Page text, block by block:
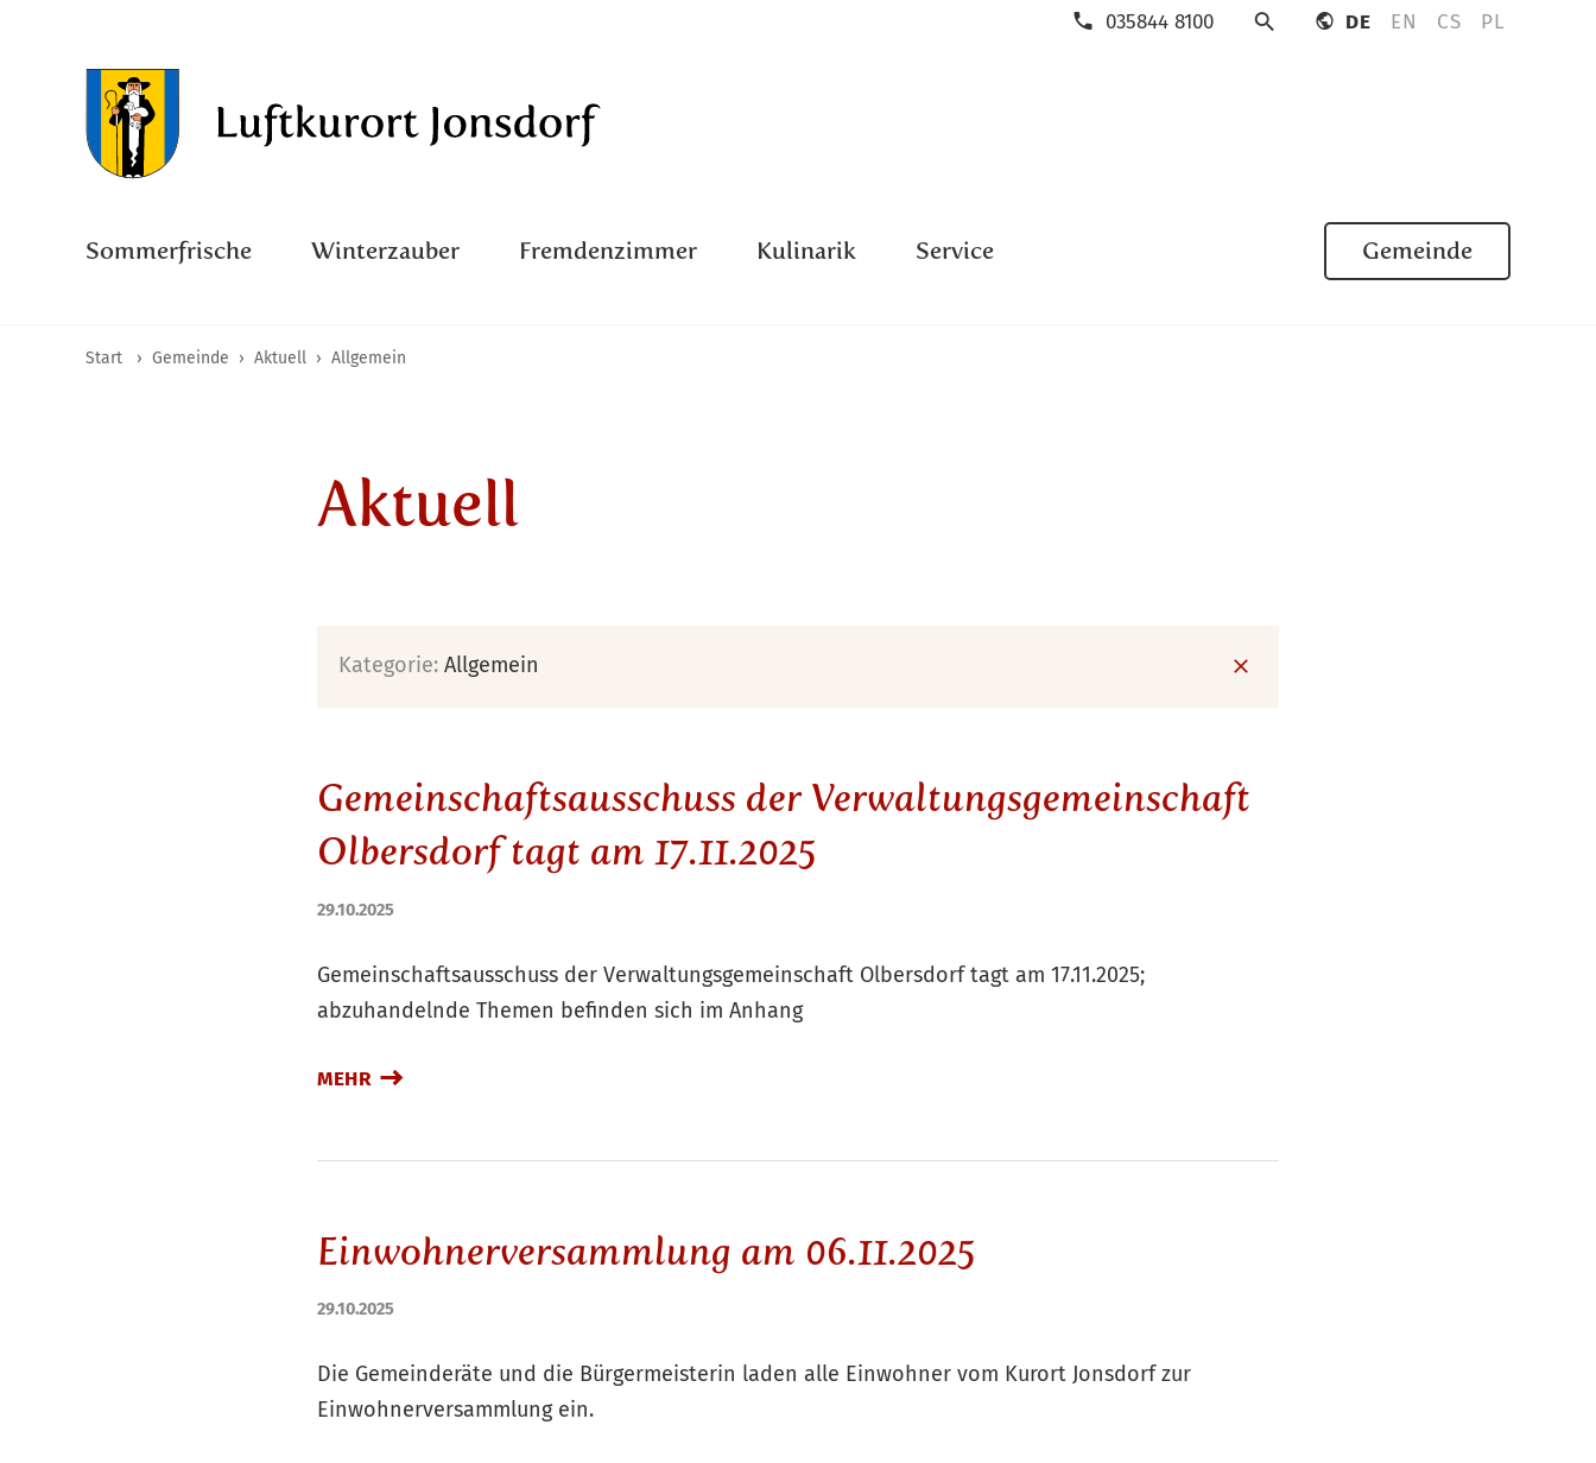
035844 8100 DE EN CS PL
Sommerfrische Winterzauber Fremdenzimmer Kulinarik Service Gemeinde
Start › Gemeinde › Aktuell › Allgemein
Aktuell
Kategorie: Allgemein
Gemeinschaftsausschuss der Verwaltungsgemeinschaft
Olbersdorf tagt am 17.11.2025
29.10.2025
Gemeinschaftsausschuss der Verwaltungsgemeinschaft Olbersdorf tagt am 17.11.2025;
abzuhandelnde Themen befinden sich im Anhang
MEHR
Einwohnerversammlung am 06.11.2025
29.10.2025
Die Gemeinderäte und die Bürgermeisterin laden alle Einwohner vom Kurort Jonsdorf zur
Einwohnerversammlung ein.